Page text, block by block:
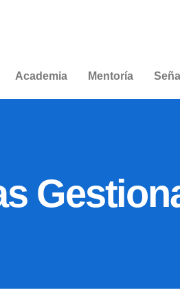
Academia Mentoría